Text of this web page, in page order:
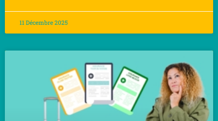
11 Décembre 2025